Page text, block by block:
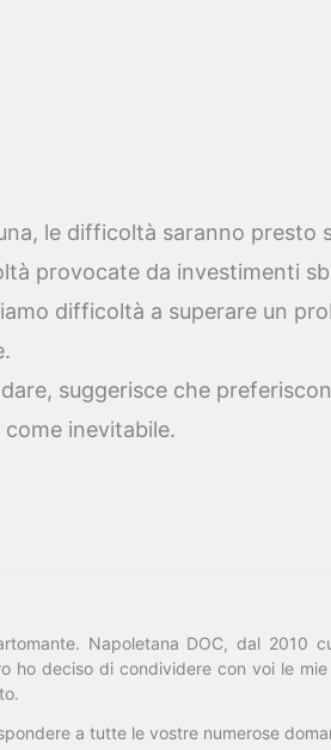
le difficoltà saranno presto
provocate da investimenti
difficoltà a superare un
suggerisce che
inevitabile.
Napoletana DOC, dal 2010
ho deciso di condividere con voi le
a tutte le vostre numerose